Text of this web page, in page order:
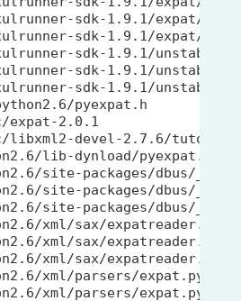
sdk-1.9.1/expat/
sdk-1.9.1/expat/
sdk-1.9.1/unstable/
sdk-1.9.1/unstable/
sdk-1.9.1/unstable/
pyexpat.h
expat-2.0.1
libxml2-devel-2.7.6/
lib-dynload/pyexpat.so
site-packages/dbus/
site-packages/dbus/
site-packages/dbus/
xml/sax/expatreader.pyo
xml/sax/expatreader.pyc
xml/sax/expatreader.py
xml/parsers/expat.pyc
xml/parsers/expat.py